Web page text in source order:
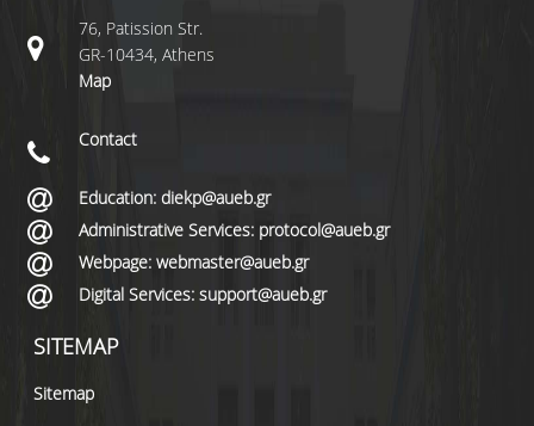
76, Patission Str.
GR-10434, Athens
Map
Contact
Education: diekp@aueb.gr
Administrative Services: protocol@aueb.gr
Webpage: webmaster@aueb.gr
Digital Services: support@aueb.gr
SITEMAP
Sitemap